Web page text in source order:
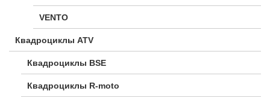
VENTO
Квадроциклы ATV
Квадроциклы BSE
Квадроциклы R-moto